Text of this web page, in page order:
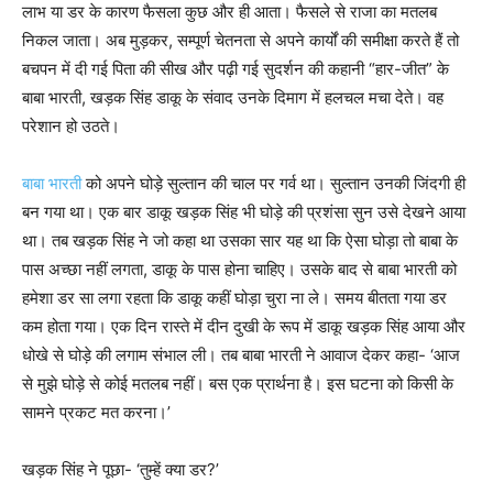
लाभ या डर के कारण फैसला कुछ और ही आता। फैसले से राजा का मतलब
निकल जाता। अब मुड़कर, सम्पूर्ण चेतनता से अपने कार्यों की समीक्षा करते हैं तो
बचपन में दी गई पिता की सीख और पढ़ी गई सुदर्शन की कहानी “हार-जीत” के
बाबा भारती, खड़क सिंह डाकू के संवाद उनके दिमाग में हलचल मचा देते। वह
परेशान हो उठते।
बाबा भारतीको अपने घोड़े सुल्तान की चाल पर गर्व था। सुल्तान उनकी जिंदगी ही
बन गया था। एक बार डाकू खड़क सिंह भी घोड़े की प्रशंसा सुन उसे देखने आया
था। तब खड़क सिंह ने जो कहा था उसका सार यह था कि ऐसा घोड़ा तो बाबा के
पास अच्छा नहीं लगता, डाकू के पास होना चाहिए। उसके बाद से बाबा भारती को
हमेशा डर सा लगा रहता कि डाकू कहीं घोड़ा चुरा ना ले। समय बीतता गया डर
कम होता गया। एक दिन रास्ते में दीन दुखी के रूप में डाकू खड़क सिंह आया और
धोखे से घोड़े की लगाम संभाल ली। तब बाबा भारती ने आवाज देकर कहा- ‘आज
से मुझे घोड़े से कोई मतलब नहीं। बस एक प्रार्थना है। इस घटना को किसी के
सामने प्रकट मत करना।’
खड़क सिंह ने पूछा- ‘तुम्हें क्या डर?’